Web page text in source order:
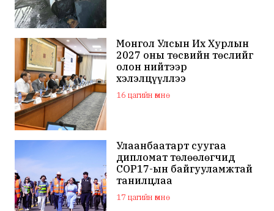
Монгол Улсын Их Хурлын
2027 оны төсвийн төслийг
олон нийтээр
хэлэлцүүллээ
16 цагийн өмнө
Улаанбаатарт суугаа
дипломат төлөөлөгчид
COP17-ын байгууламжтай
танилцлаа
17 цагийн өмнө